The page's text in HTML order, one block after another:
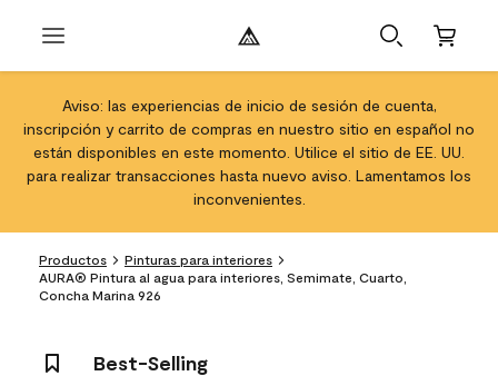
Aviso: las experiencias de inicio de sesión de cuenta,
inscripción y carrito de compras en nuestro sitio en español no
están disponibles en este momento. Utilice el sitio de EE. UU.
para realizar transacciones hasta nuevo aviso. Lamentamos los
inconvenientes.
Productos
Pinturas para interiores
AURA® Pintura al agua para interiores, Semimate, Cuarto,
Concha Marina 926
Best-Selling